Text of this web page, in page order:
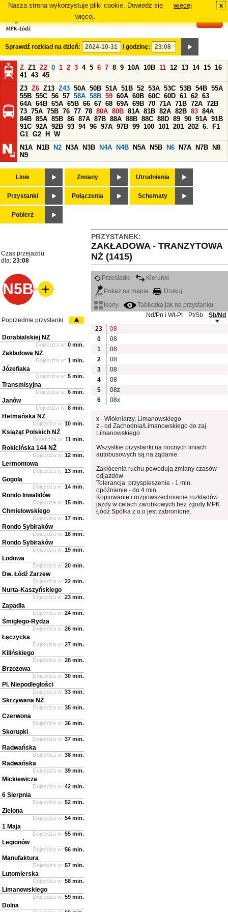
Nasza strona wykorzystuje pliki cookie. Dowiedz się
więcej.
więcej x
Sprawdź rozkład na dzień: i godzinę:
Z Z1 Z2 0 1 2 3 4 5 6 7 8 9 10A 10B 11 12 13 14 15 16
41 43 45
Z3 Z6 Z13 Z43 50A 50B 51A 51B 52 53A 53C 53B 54B 55A
55B 55C 56 57 58A 58B 59 60A 60B 60C 60D 61 62 63
64A 64B 65A 65B 66 67 68 69A 69B 70 71A 71B 72A 72B
73 75A 75B 76 77 78 80A 80B 81A 81B 82A 82B 83 84A
84B 85A 85B 86 87A 87B 88A 88B 88C 88D 89 90 91A 91B
91C 92A 92B 93 94 96 97A 97B 99 100 101 201 202 6.
F1
G1 G2 H
W
N1A
N1B N2 N3A N3B N4A N4B N5A N5B N6 N7A N7B
N8
N9
Linie Zmiany Utrudnienia
Przystanki Połączenia Schematy
Pobierz
PRZYSTANEK:
ZAKŁADOWA - TRANZYTOWA
NŻ (1415)
Czas przejazdu
dla: 23:08
N5B
Przesiadki
Kierunki
Pokaż na mapie
Drukuj
ikony
Tabliczka jak na przystanku
Nd/Pn i Wt-Pt
Pt/Sb
Sb/Nd
23
08
0
08
1
08
2
08
3
08
4
08
5
08z
6
08x
x - Włókniarzy, Limanowskiego
z - od Zachodnia/Limanowskiego do zaj.
Limanowskiego
Wszystkie przystanki na nocnych liniach
autobusowych są na żądanie.
Zakłócenia ruchu powodują zmiany czasów
odjazdów
Tolerancja: przyspieszenie - 1 min.
opóźnienie - do 4 min.
Kopiowanie i rozpowszechnianie rozkładów
jazdy w celach zarobkowych bez zgody MPK
Łódź Spółka z o.o jest zabronione.
Poprzednie przystanki
Dorabialskiej NŻ
Dojeżdża w: 0 min.
Zakładowa NŻ
Dojeżdża w: 1 min.
Józefiaka
Dojeżdża w: 5 min.
Transmisyjna
Dojeżdża w: 6 min.
Janów
Dojeżdża w: 8 min.
Hetmańska NŻ
Dojeżdża w: 10 min.
Książąt Polskich NŻ
Dojeżdża w: 11 min.
Rokicińska 144 NŻ
Dojeżdża w: 12 min.
Lermontowa
Dojeżdża w: 13 min.
Gogola
Dojeżdża w: 14 min.
Rondo Inwalidów
Dojeżdża w: 15 min.
Chmielowskiego
Dojeżdża w: 17 min.
Rondo Sybiraków
Dojeżdża w: 18 min.
Rondo Sybiraków
Dojeżdża w: 19 min.
Lodowa
Dojeżdża w: 20 min.
Dw. Łódź Zarzew
Dojeżdża w: 22 min.
Nurta-Kaszyńskiego
Dojeżdża w: 23 min.
Zapadła
Dojeżdża w: 24 min.
Śmigłego-Rydza
Dojeżdża w: 26 min.
Łęczycka
Dojeżdża w: 27 min.
Kilińskiego
Dojeżdża w: 28 min.
Brzozowa
Dojeżdża w: 30 min.
Pl. Niepodległości
Dojeżdża w: 33 min.
Skrzywana NŻ
Dojeżdża w: 35 min.
Czerwona
Dojeżdża w: 36 min.
Skorupki
Dojeżdża w: 37 min.
Radwańska
Dojeżdża w: 38 min.
Radwańska
Dojeżdża w: 39 min.
Mickiewicza
Dojeżdża w: 42 min.
6 Sierpnia
Dojeżdża w: 52 min.
Zielona
Dojeżdża w: 54 min.
1 Maja
Dojeżdża w: 55 min.
Legionów
Dojeżdża w: 56 min.
Manufaktura
Dojeżdża w: 57 min.
Lutomierska
Dojeżdża w: 58 min.
Limanowskiego
Dojeżdża w: 59 min.
Dolna